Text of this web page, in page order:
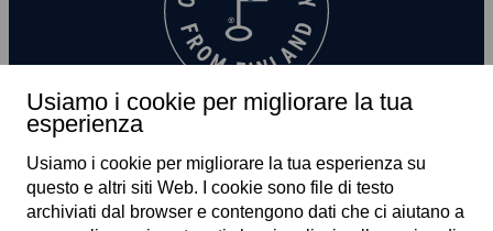
Usiamo i cookie per migliorare la tua
esperienza
Usiamo i cookie per migliorare la tua esperienza su
questo e altri siti Web. I cookie sono file di testo
archiviati dal browser e contengono dati che ci aiutano a